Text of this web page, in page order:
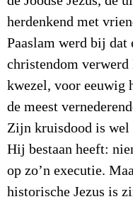
herdenkend met
Paaslam werd bij dat
christendom
kwezel, voor eeuwig
de meest
Zijn kruisdood is wel
Hij bestaan heeft:
op zo’n executie.
historische Jezus is